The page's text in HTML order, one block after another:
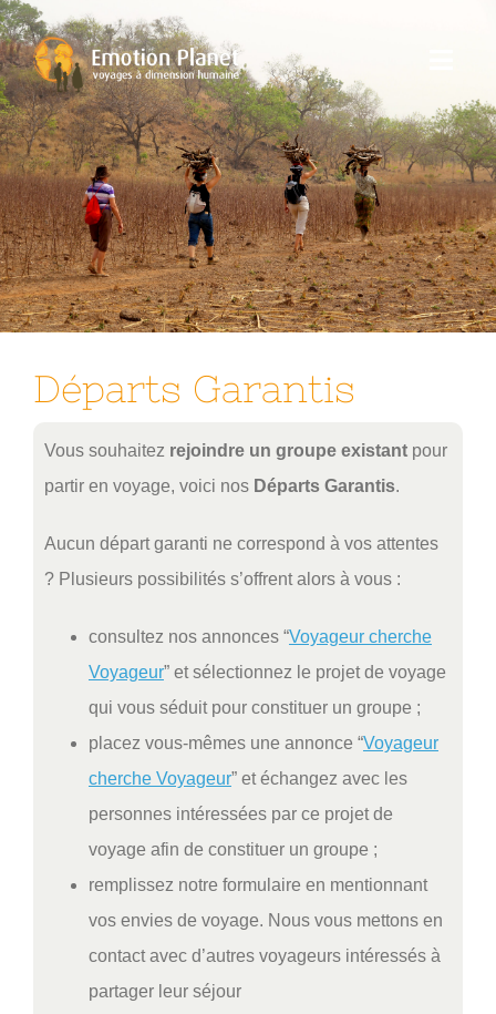
Passer
au
contenu
Nos Voyages
Emotion Planet
Vous
Départs Garantis
Vous souhaitez rejoindre un groupe existantpour
partir en voyage, voici nos Départs Garantis.
Aucun départ garanti ne correspond à vos attentes
? Plusieurs possibilités s’offrent alors à vous :
consultez nos annonces “Voyageur cherche
Voyageur” et sélectionnez le projet de voyage
qui vous séduit pour constituer un groupe ;
placez vous-mêmes une annonce “Voyageur
cherche Voyageur” et échangez avec les
personnes intéressées par ce projet de
voyage afin de constituer un groupe ;
remplissez notre formulaire en mentionnant
vos envies de voyage. Nous vous mettons en
contact avec d’autres voyageurs intéressés à
partager leur séjour